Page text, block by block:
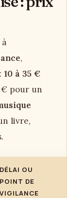
,
10 à 35 €
pour un
livre,
DÉLAI OU
POINT DE
VIGILANCE